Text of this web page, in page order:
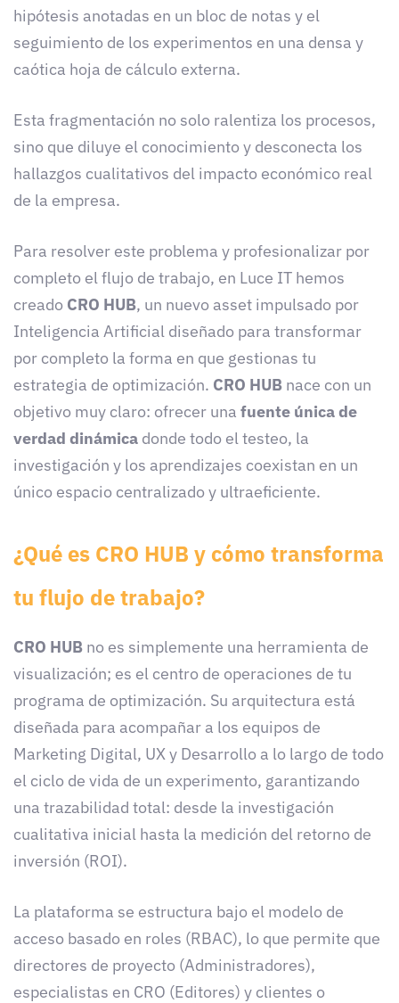
hipótesis anotadas en un bloc de notas y el
seguimiento de los experimentos en una densa y
caótica hoja de cálculo externa.
Esta fragmentación no solo ralentiza los procesos,
sino que diluye el conocimiento y desconecta los
hallazgos cualitativos del impacto económico real
de la empresa.
Para resolver este problema y profesionalizar por
completo el flujo de trabajo, en Luce IT hemos
creado CRO HUB, un nuevo asset impulsado por
Inteligencia Artificial diseñado para transformar
por completo la forma en que gestionas tu
estrategia de optimización. CRO HUB nace con un
objetivo muy claro: ofrecer una fuente única de
verdad dinámica donde todo el testeo, la
investigación y los aprendizajes coexistan en un
único espacio centralizado y ultraeficiente.
¿Qué es CRO HUB y cómo transforma
tu flujo de trabajo?
CRO HUB no es simplemente una herramienta de
visualización; es el centro de operaciones de tu
programa de optimización. Su arquitectura está
diseñada para acompañar a los equipos de
Marketing Digital, UX y Desarrollo a lo largo de todo
el ciclo de vida de un experimento, garantizando
una trazabilidad total: desde la investigación
cualitativa inicial hasta la medición del retorno de
inversión (ROI).
La plataforma se estructura bajo el modelo de
acceso basado en roles (RBAC), lo que permite que
directores de proyecto (Administradores),
especialistas en CRO (Editores) y clientes o